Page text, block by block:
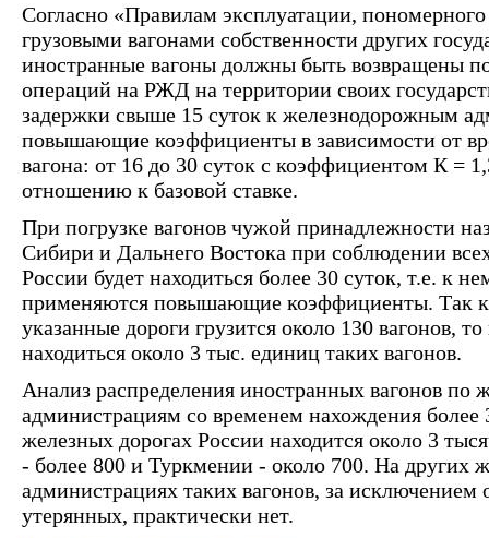
Согласно «Правилам эксплуатации, пономерного
грузовыми вагонами собственности других
иностранные вагоны должны быть возвращены
операций на РЖД на территории своих
задержки свыше 15 суток к железнодорожным
повышающие коэффициенты в зависимости от
вагона: от 16 до 30 суток с коэффициентом К =
отношению к базовой ставке.
При погрузке вагонов чужой принадлежности
Сибири и Дальнего Востока при соблюдении
России будет находиться более 30 суток, т.е. к
применяются повышающие коэффициенты. Так
указанные дороги грузится около 130 вагонов,
находиться около 3 тыс. единиц таких вагонов.
Анализ распределения иностранных вагонов по
администрациям со временем нахождения более
железных дорогах России находится около 3
- более 800 и Туркмении - около 700. На других
администрациях таких вагонов, за исключением
утерянных, практически нет.